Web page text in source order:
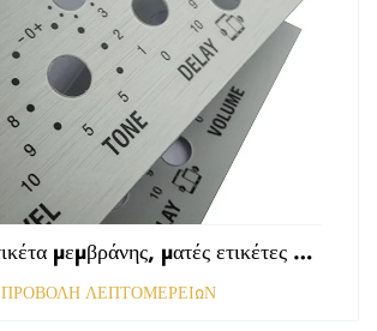
Λαμπερή ετικέτα μεμβράνης, ματές ετικέτες εμπρόσθιου πίνακα ελέγχου, ανάγλυφη γραφική επικάλυψη πολυκαρβονικού
ΠΡΟΒΟΛΗ ΛΕΠΤΟΜΕΡΕΙΩΝ